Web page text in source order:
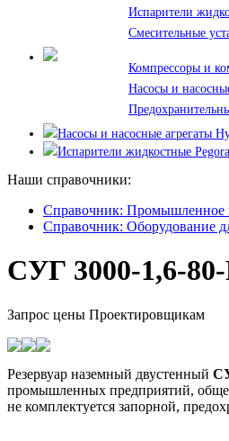
Испарители
Смесительные
Компрессоры и
Насосы и
Насосы и насосные агрегаты
Испарители жидкостные
Наши справочники:
Справочник: Промышленное
Справочник: Оборудование
СУГ 3000-1,6-
Запрос цены Проектировщикам
Резервуар наземный двустенный
промышленных предприятий,
не комплектуется запорной,